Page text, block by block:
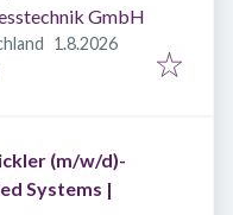
GmbH
Veröffentlicht
1.8.2026
(m/w/d)-
Systems |